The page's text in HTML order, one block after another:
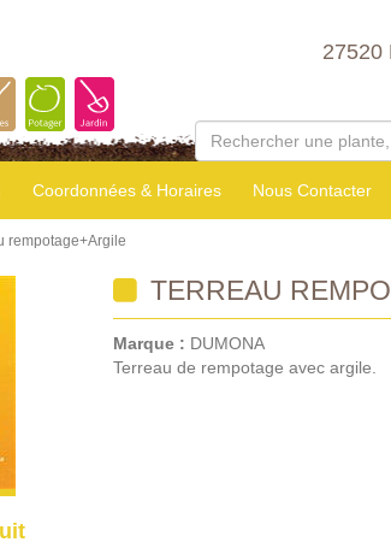
27520
Coordonnées & Horaires Nous Contacter
rempotage+Argile
TERREAU
Marque : DUMONA
Terreau de rempotage avec argile.